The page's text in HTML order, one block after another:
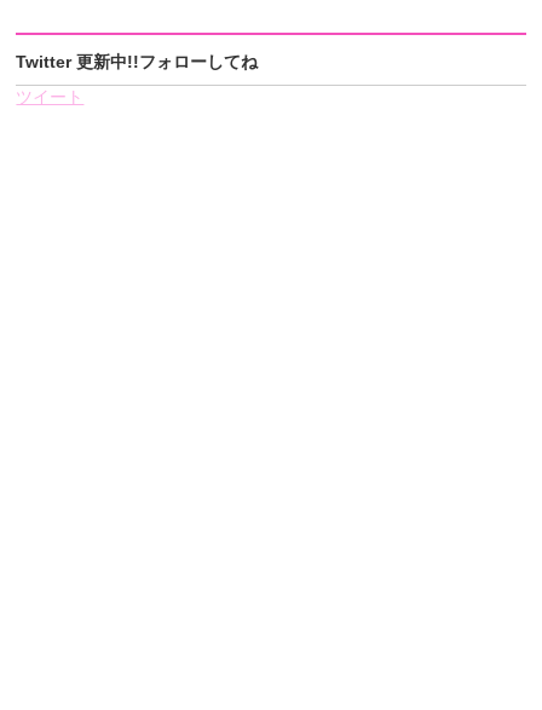
Twitter 更新中!!フォローしてね
ツイート